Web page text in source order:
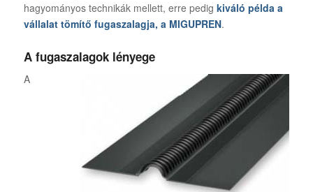
hagyományos technikák mellett, erre pedig kiváló példa a
vállalat tömítő fugaszalagja, a MIGUPREN.
A fugaszalagok lényege
A